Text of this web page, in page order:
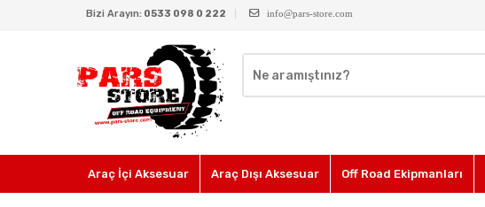
Bizi Arayın: 0533 098 0 222 info@pars-store.com
Araç İçi Aksesuar Araç Dışı Aksesuar Off Road Ekipmanları